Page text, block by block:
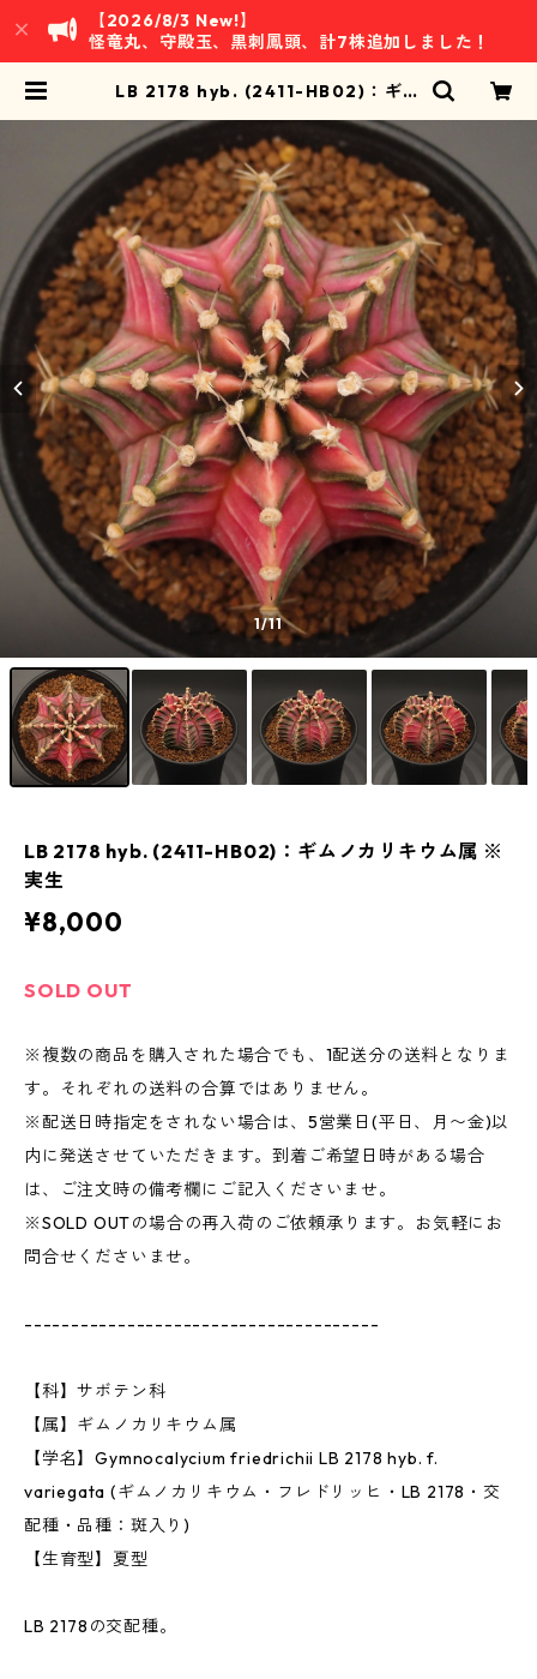
【2026/8/3 New!】
怪竜丸、守殿玉、黒刺鳳頭、計7株追加しました！
LB 2178 hyb. (2411-HB02)：ギム
1/11
LB 2178 hyb. (2411-HB02)：ギムノカリキウム属 ※
実生
¥8,000
SOLD OUT
※複数の商品を購入された場合でも、1配送分の送料となりま
す。それぞれの送料の合算ではありません。
※配送日時指定をされない場合は、5営業日(平日、月〜金)以
内に発送させていただきます。到着ご希望日時がある場合
は、ご注文時の備考欄にご記入くださいませ。
※SOLD OUTの場合の再入荷のご依頼承ります。お気軽にお
問合せくださいませ。
--------------------------------------
【科】サボテン科
【属】ギムノカリキウム属
【学名】Gymnocalycium friedrichii LB 2178 hyb. f.
variegata (ギムノカリキウム・フレドリッヒ・LB 2178・交
配種・品種：斑入り)
【生育型】夏型
LB 2178の交配種。